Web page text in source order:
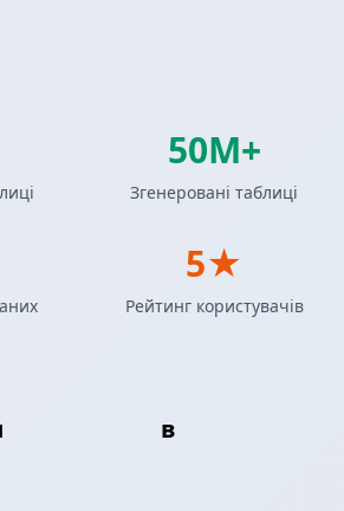
в
50M+
Згенеровані таблиці
5★
Рейтинг користувачів